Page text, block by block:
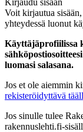
Kirjaudu sisään
Voit kirjautua
yhteydessä luonut
Käyttäjäprofiilissa
luomasi salasana.
Jos et ole aiemmin
rekisteröidyttävä
Jos sinulle tulee
rakennuslehti.fi-